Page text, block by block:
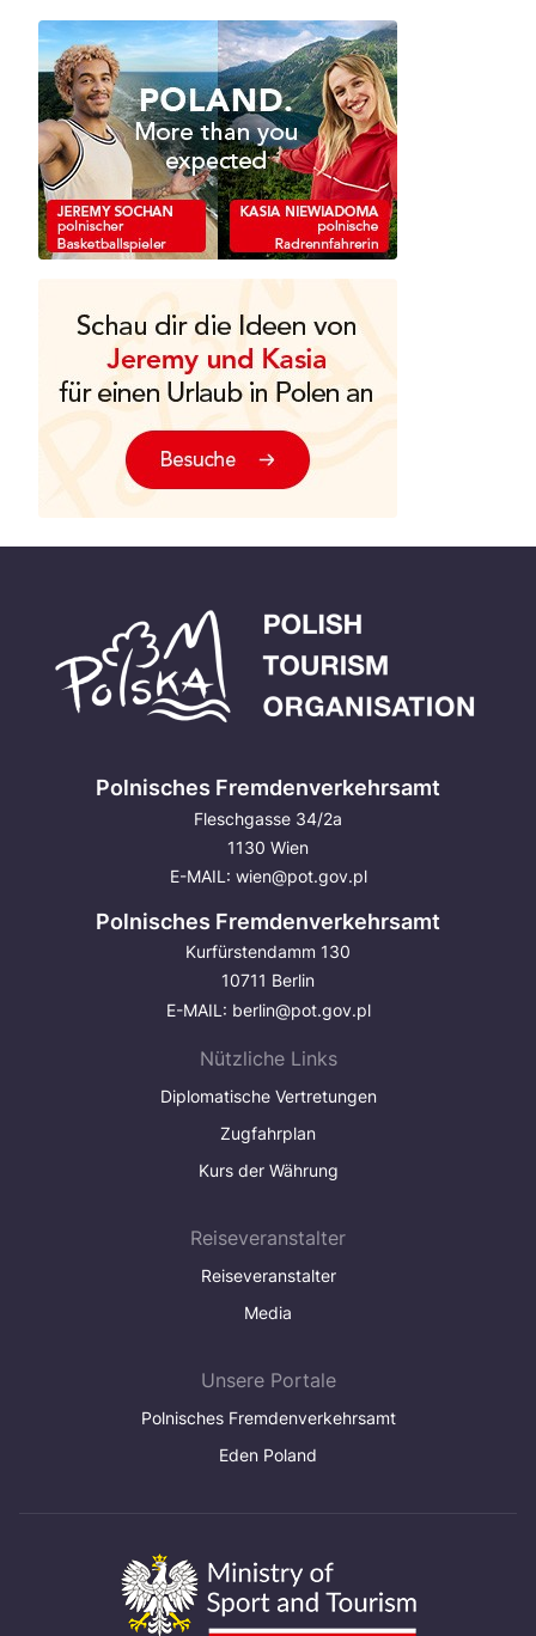
Polnisches Fremdenverkehrsamt
Fleschgasse 34/2a
1130 Wien
E-MAIL: wien@pot.gov.pl
Polnisches Fremdenverkehrsamt
Kurfürstendamm 130
10711 Berlin
E-MAIL: berlin@pot.gov.pl
Nützliche Links
Diplomatische Vertretungen
Zugfahrplan
Kurs der Währung
Reiseveranstalter
Reiseveranstalter
Media
Unsere Portale
Polnisches Fremdenverkehrsamt
Eden Poland